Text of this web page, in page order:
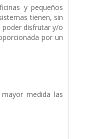
y pequeños
tienen, sin
poder disfrutar y/o
por un
medida las